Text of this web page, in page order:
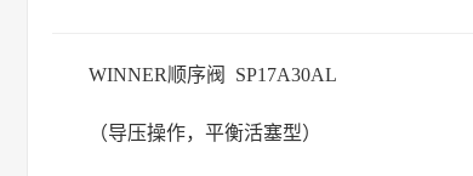
WINNER顺序阀 SP17A30AL
（导压操作，平衡活塞型）